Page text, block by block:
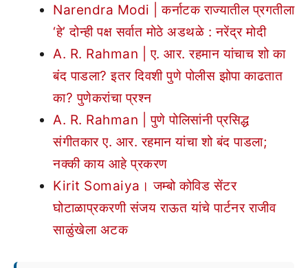
Narendra Modi | कर्नाटक राज्यातील प्रगतीला
‘हे’ दोन्ही पक्ष सर्वात मोठे अडथळे : नरेंद्र मोदी
A. R. Rahman | ए. आर. रहमान यांचाच शो का
बंद पाडला? इतर दिवशी पुणे पोलीस झोपा काढतात
का? पुणेकरांचा प्रश्न
A. R. Rahman | पुणे पोलिसांनी प्रसिद्ध
संगीतकार ए. आर. रहमान यांचा शो बंद पाडला;
नक्की काय आहे प्रकरण
Kirit Somaiya। जम्बो कोविड सेंटर
घोटाळाप्रकरणी संजय राऊत यांचे पार्टनर राजीव
साळुंखेला अटक